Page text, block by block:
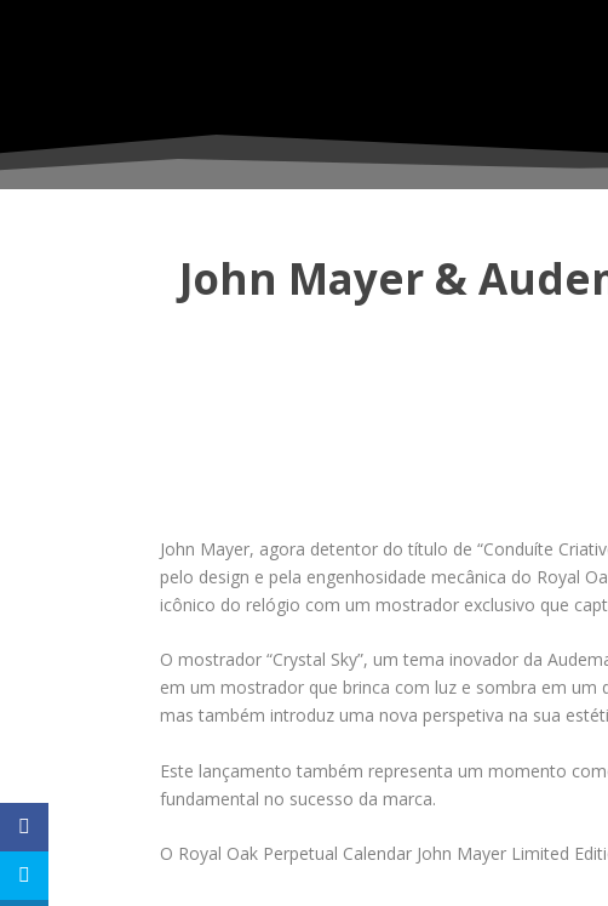
John Mayer &
John Mayer, agora detentor do título de “Conduíte
pelo design e pela engenhosidade mecânica do Royal
icônico do relógio com um mostrador exclusivo que
O mostrador “Crystal Sky”, um tema inovador da
em um mostrador que brinca com luz e sombra em um
mas também introduz uma nova perspetiva na sua
Este lançamento também representa um momento
fundamental no sucesso da marca.
O Royal Oak Perpetual Calendar John Mayer Limited